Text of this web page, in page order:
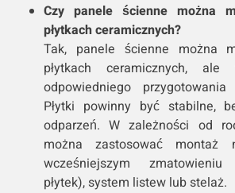
Czy panele ścienne można
płytkach ceramicznych?
Tak, panele ścienne można
płytkach ceramicznych,
odpowiedniego przygotowania
Płytki powinny być stabilne,
odparzeń. W zależności od
można zastosować
wcześniejszym zmatowieniu
płytek), system listew lub stelaż.